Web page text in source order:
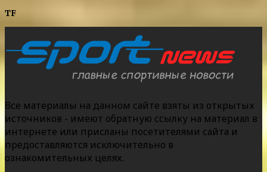
TF
Все материалы на данном сайте взяты из открытых
источников - имеют обратную ссылку на материал в
интернете или присланы посетителями сайта и
предоставляются исключительно в
ознакомительных целях.